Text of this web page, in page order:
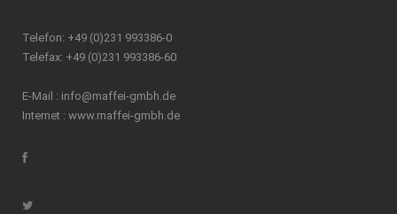
Telefon: +49 (0)231 993386-0
Telefax: +49 (0)231 993386-60
E-Mail : info@maffei-gmbh.de
Internet : www.maffei-gmbh.de